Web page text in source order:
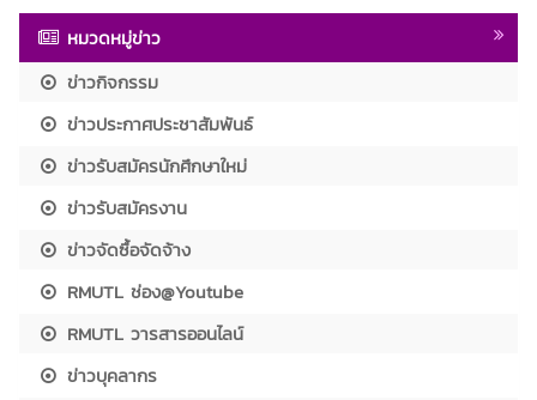
หมวดหมู่ข่าว
ข่าวกิจกรรม
ข่าวประกาศประชาสัมพันธ์
ข่าวรับสมัครนักศึกษาใหม่
ข่าวรับสมัครงาน
ข่าวจัดซื้อจัดจ้าง
RMUTL ช่อง@Youtube
RMUTL วารสารออนไลน์
ข่าวบุคลากร